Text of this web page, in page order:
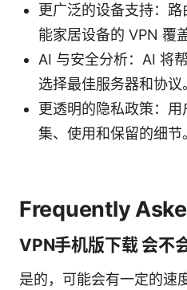
更广泛的设备支持：
能家居设备的 VPN 覆
AI 与安全分析：AI 将
选择最佳服务器和协议
更透明的隐私政策：
集、使用和保留的细节
Frequently
VPN手机版下载 会不
是的，可能会有一定的速